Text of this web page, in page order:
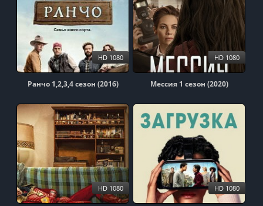
Ранчо 1,2,3,4 сезон (2016)
HD 1080
Мессия 1 сезон (2020)
HD 1080
HD 1080 HD 1080